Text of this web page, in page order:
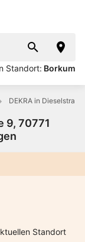
Standort: Borkum
DEKRA in
9, 70771
Standort